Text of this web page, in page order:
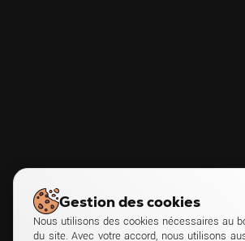
Gestion des cookies
Nous utilisons des cookies nécessaires au
du site. Avec votre accord, nous utilisons